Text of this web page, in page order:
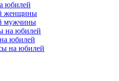
юбилей
женщины
мужчины
на юбилей
юбилей
на юбилей